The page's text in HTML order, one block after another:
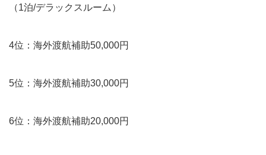
（1泊/デラックスルーム）
4位：海外渡航補助50,000円
5位：海外渡航補助30,000円
6位：海外渡航補助20,000円